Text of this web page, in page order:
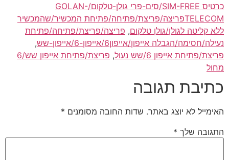
כרטיס SIM-FREE/סים-פרי גולן-טלקום/GOLAN-
TELECOMפריצה/פריצת/פתיחה/פתיחת המכשיר/שהמכשיר
ללא קליטה לגולן/גולן טלקום, פריצה/פריצת/פתיחה/פתיחת
נעילה/חסימה/הגבלה אייפון/אייפון6/אייפון-6/אייפון-שש
,
פריצת/פתיחת אייפון 6/שש נעול
,
פריצת/פתיחת אייפון שש/6
מחול
כתיבת תגובה
האימייל לא יוצג באתר. שדות החובה מסומנים *
התגובה שלך *